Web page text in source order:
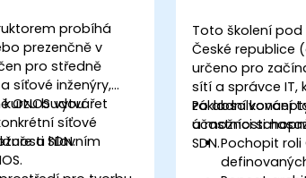
probíhá
prezenčně v
pro středně
síťové inženýry,
ONOS vytvářet
síťové
SDN.
budou
a hlavním
Toto školení
České republice
určeno pro
sítí a správce
základní
a možnosti
SDN.
Po absolvování
účastníci
Pochopit roli